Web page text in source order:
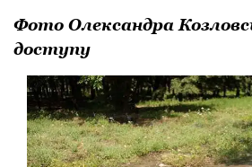
Фото Олександра
доступу